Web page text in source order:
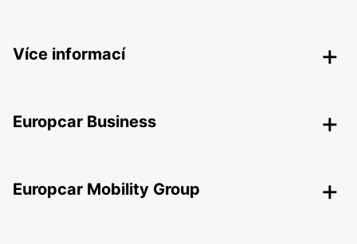
Více informací
Europcar Business
Europcar Mobility Group